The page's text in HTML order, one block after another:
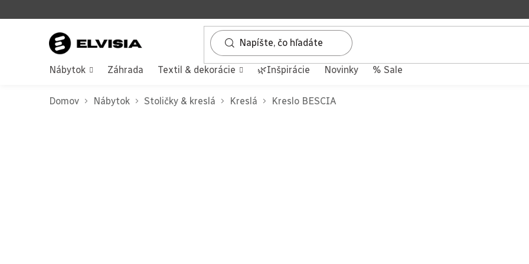
na
Nábytok
Záhrada Textil & dekorácie 🌿Inšpirácie Novinky % Sale
Domov Nábytok Stoličky & kreslá Kreslá Kreslo BESCIA